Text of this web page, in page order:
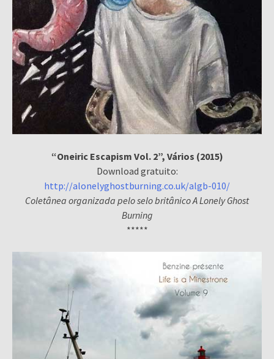
“Oneiric Escapism Vol. 2”, Vários (2015)
Download gratuito:
http://alonelyghostburning.co.uk/algb-010/
Coletânea organizada pelo selo britânico A Lonely Ghost
Burning
*****